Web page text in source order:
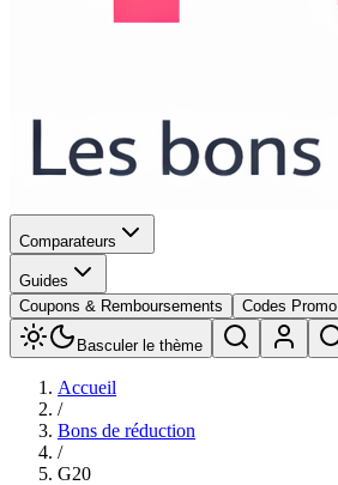
Comparateurs
Guides
Coupons & Remboursements
Codes Promo
Basculer le thème
Accueil
/
Bons de réduction
/
G20